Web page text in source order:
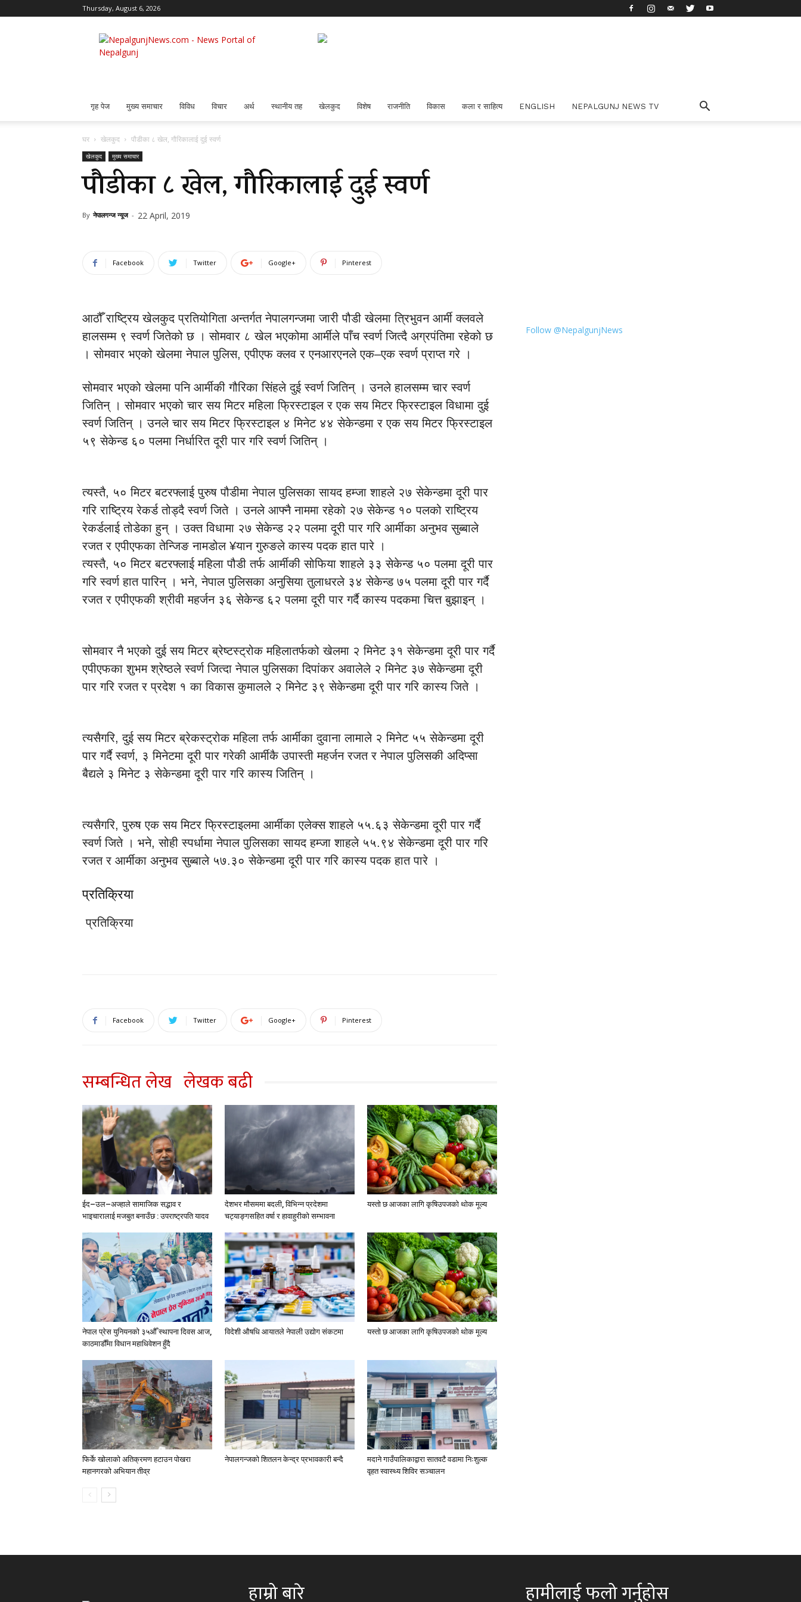
Thursday, August 6, 2026
Nepalgunj
News
गृह पेज मुख्य समाचार विविध विचार अर्थ स्थानीय तह खेलकुद विशेष राजनीति विकास कला र साहित्य ENGLISH NEPALGUNJ NEWS TV
घर खेलकुद पौडीका ८ खेल, गौरिकालाई दुई स्वर्ण
खेलकुद मुख्य समाचार
पौडीका ८ खेल, गौरिकालाई दुई स्वर्ण
By नेपालगन्ज न्यूज - 22 April, 2019
Facebook Twitter Google+ Pinterest
आठौँ राष्ट्रिय खेलकुद प्रतियोगिता अन्तर्गत नेपालगन्जमा जारी पौडी खेलमा त्रिभुवन आर्मी क्लवले
हालसम्म ९ स्वर्ण जितेको छ । सोमवार ८ खेल भएकोमा आर्मीले पाँच स्वर्ण जित्दै अग्रपंतिमा रहेको छ
। सोमवार भएको खेलमा नेपाल पुलिस, एपीएफ क्लव र एनआरएनले एक–एक स्वर्ण प्राप्त गरे ।
सोमवार भएको खेलमा पनि आर्मीकी गौरिका सिंहले दुई स्वर्ण जितिन् । उनले हालसम्म चार स्वर्ण
जितिन् । सोमवार भएको चार सय मिटर महिला फ्रिस्टाइल र एक सय मिटर फ्रिस्टाइल विधामा दुई
स्वर्ण जितिन् । उनले चार सय मिटर फ्रिस्टाइल ४ मिनेट ४४ सेकेन्डमा र एक सय मिटर फ्रिस्टाइल
५९ सेकेन्ड ६० पलमा निर्धारित दूरी पार गरि स्वर्ण जितिन् ।
त्यस्तै, ५० मिटर बटरफ्लाई पुरुष पौडीमा नेपाल पुलिसका सायद हम्जा शाहले २७ सेकेन्डमा दूरी पार
गरि राष्ट्रिय रेकर्ड तोड्दै स्वर्ण जिते । उनले आफ्नै नाममा रहेको २७ सेकेन्ड १० पलको राष्ट्रिय
रेकर्डलाई तोडेका हुन् । उक्त विधामा २७ सेकेन्ड २२ पलमा दूरी पार गरि आर्मीका अनुभव सुब्बाले
रजत र एपीएफका तेन्जिङ नामडोल ¥यान गुरुङले कास्य पदक हात पारे ।
त्यस्तै, ५० मिटर बटरफ्लाई महिला पौडी तर्फ आर्मीकी सोफिया शाहले ३३ सेकेन्ड ५० पलमा दूरी पार
गरि स्वर्ण हात पारिन् । भने, नेपाल पुलिसका अनुसिया तुलाधरले ३४ सेकेन्ड ७५ पलमा दूरी पार गर्दै
रजत र एपीएफकी श्रीवी महर्जन ३६ सेकेन्ड ६२ पलमा दूरी पार गर्दै कास्य पदकमा चित्त बुझाइन् ।
सोमवार नै भएको दुई सय मिटर ब्रेष्टस्ट्रोक महिलातर्फको खेलमा २ मिनेट ३१ सेकेन्डमा दूरी पार गर्दै
एपीएफका शुभम श्रेष्ठले स्वर्ण जित्दा नेपाल पुलिसका दिपांकर अवालेले २ मिनेट ३७ सेकेन्डमा दूरी
पार गरि रजत र प्रदेश १ का विकास कुमालले २ मिनेट ३९ सेकेन्डमा दूरी पार गरि कास्य जिते ।
त्यसैगरि, दुई सय मिटर ब्रेकस्ट्रोक महिला तर्फ आर्मीका दुवाना लामाले २ मिनेट ५५ सेकेन्डमा दूरी
पार गर्दै स्वर्ण, ३ मिनेटमा दूरी पार गरेकी आर्मीकै उपास्ती महर्जन रजत र नेपाल पुलिसकी अदिप्सा
बैद्यले ३ मिनेट ३ सेकेन्डमा दूरी पार गरि कास्य जितिन् ।
त्यसैगरि, पुरुष एक सय मिटर फ्रिस्टाइलमा आर्मीका एलेक्स शाहले ५५.६३ सेकेन्डमा दूरी पार गर्दै
स्वर्ण जिते । भने, सोही स्पर्धामा नेपाल पुलिसका सायद हम्जा शाहले ५५.९४ सेकेन्डमा दूरी पार गरि
रजत र आर्मीका अनुभव सुब्बाले ५७.३० सेकेन्डमा दूरी पार गरि कास्य पदक हात पारे ।
प्रतिक्रिया
प्रतिक्रिया
Facebook Twitter Google+ Pinterest
सम्बन्धित लेख लेखक बढी
ईद–उल–अज्हाले सामाजिक सद्भाव र
भाइचारालाई मजबुत बनाउँछ : उपराष्ट्रपति यादव
देशभर मौसममा बदली, विभिन्न प्रदेशमा
चट्याङ्गसहित वर्षा र हावाहुरीको सम्भावना
यस्तो छ आजका लागि कृषिउपजको थोक मूल्य
नेपाल प्रेस युनियनको ३५औँ स्थापना दिवस आज,
काठमाडौँमा विधान महाधिवेशन हुँदै
विदेशी औषधि आयातले नेपाली उद्योग संकटमा यस्तो छ आजका लागि कृषिउपजको थोक मूल्य
फिर्के खोलाको अतिक्रमण हटाउन पोखरा
महानगरको अभियान तीव्र
नेपालगन्जको शितलन केन्द्र प्रभावकारी बन्दै
मदाने गाउँपालिकाद्वारा सातवटै वडामा निःशुल्क
वृहत स्वास्थ्य शिविर सञ्चालन
Follow @NepalgunjNews
हाम्रो बारे हामीलाई फलो गर्नुहोस